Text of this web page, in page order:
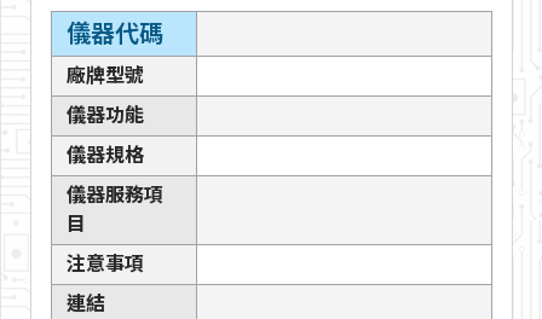
儀器代碼
廠牌型號
儀器功能
儀器規格
儀器服務項
目
注意事項
連結